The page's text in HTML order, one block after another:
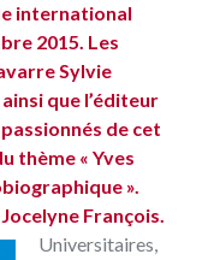
international
2015. Les
Sylvie
que l’éditeur
de cet
thème « Yves
».
François.
Universitaires,